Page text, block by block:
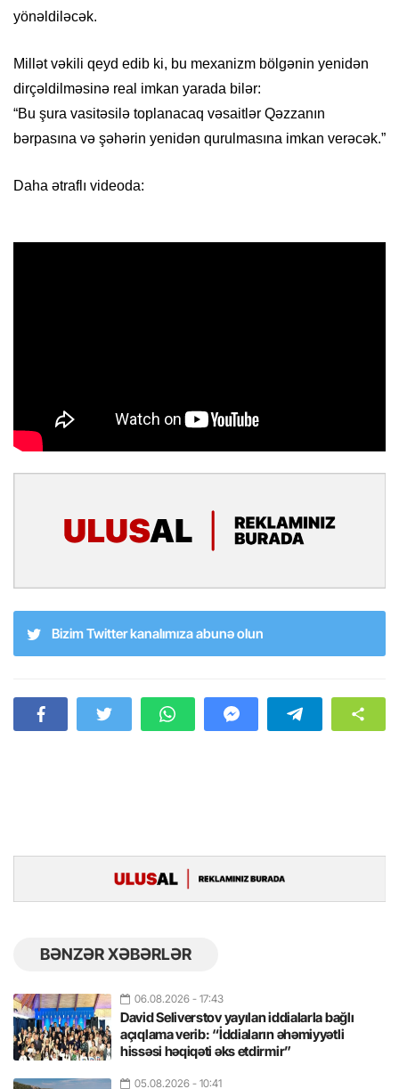
yönəldiləcək.
Millət vəkili qeyd edib ki, bu mexanizm bölgənin yenidən
dirçəldilməsinə real imkan yarada bilər:
“Bu şura vasitəsilə toplanacaq vəsaitlər Qəzzanın
bərpasına və şəhərin yenidən qurulmasına imkan verəcək.”
Daha ətraflı videoda:
Bizim Twitter kanalımıza abunə olun
BƏNZƏR XƏBƏRLƏR
06.08.2026 - 17:43
David Seliverstov yayılan iddialarla bağlı
açıqlama verib: “İddiaların əhəmiyyətli
hissəsi həqiqəti əks etdirmir”
05.08.2026 - 10:41